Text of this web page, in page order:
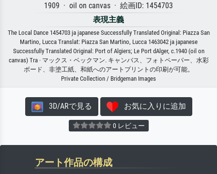
1909 · oil on canvas · 絵画ID: 1454703
表現主義
The Local Dance 1454703 ja japanese Successfully Translated Original: Piazza San
Martino, Lucca Translat: Piazza San Martino, Lucca 1463042 ja japanese
Successfully Translated Original: Port of Algiers; Le Port dAlger, c.1940 (oil on
canvas) Tra · マックス・ベックマン. キャンバス、フォトペーパー、水彩
ボード、非塗工紙、和紙へのアートプリントの印刷が可能。
Private Collection / Bridgeman Images
3D/ARで見る お気に入りに追加
0 レビュー
アート作品の構成